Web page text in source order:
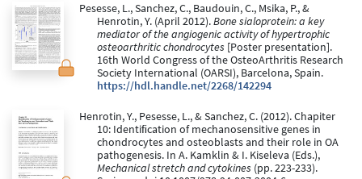
Pesesse, L., Sanchez, C., Baudouin, C., Msika, P., &
Henrotin, Y. (April 2012).Bone sialoprotein: a key
mediator of the angiogenic activity of hypertrophic
osteoarthritic chondrocytes [Poster presentation].
16th World Congress of the OsteoArthritis Research
Society International (OARSI), Barcelona, Spain.
https://hdl.handle.net/2268/142294
Henrotin, Y., Pesesse, L., & Sanchez, C. (2012). Chapiter
10: Identiﬁcation of mechanosensitive genes in
chondrocytes and osteoblasts and their role in OA
pathogenesis. In A. Kamklin & I. Kiseleva (Eds.),
Mechanical stretch and cytokines (pp. 223-233).